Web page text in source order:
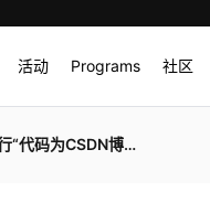
活动 Programs 社区
客主页挂上灯笼（附源码）